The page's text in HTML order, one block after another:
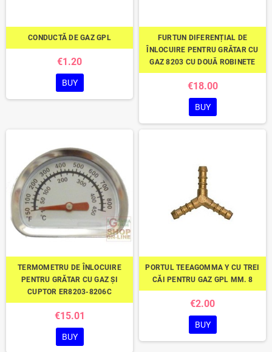
CONDUCTĂ DE GAZ GPL
€1.20
BUY
FURTUN DIFERENȚIAL DE
ÎNLOCUIRE PENTRU GRĂTAR CU
GAZ 8203 CU DOUĂ ROBINETE
€18.00
BUY
TERMOMETRU DE ÎNLOCUIRE
PENTRU GRĂTAR CU GAZ ȘI
CUPTOR ER8203-8206C
€15.01
BUY
PORTUL TEEAGOMMA Y CU TREI
CĂI PENTRU GAZ GPL MM. 8
€2.00
BUY